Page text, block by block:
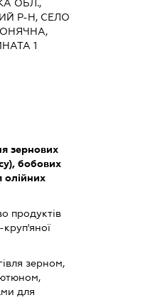
ОБЛ.,
Р-Н, СЕЛО
1
зернових
бобових
олійних
продуктів
зерном,
для